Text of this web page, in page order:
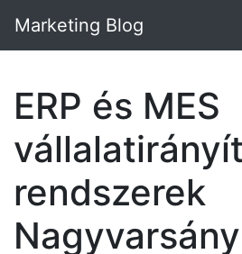
Marketing Blog
ERP és MES
rendszerek
Nagyvarsány